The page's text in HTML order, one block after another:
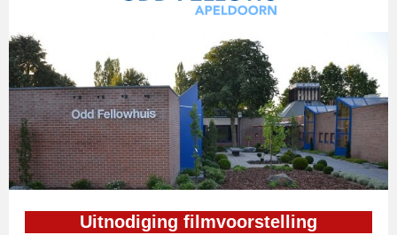
Uitnodiging filmvoorstelling